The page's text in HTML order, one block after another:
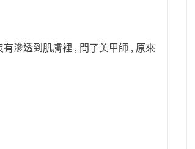
滲透到肌膚裡 , 問了美甲師 , 原來